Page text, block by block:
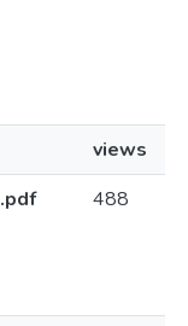
views
488